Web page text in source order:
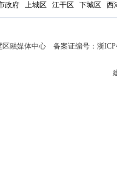
政府 上城区 江干区 下城区 西
区融媒体中心 备案证编号： 浙ICP